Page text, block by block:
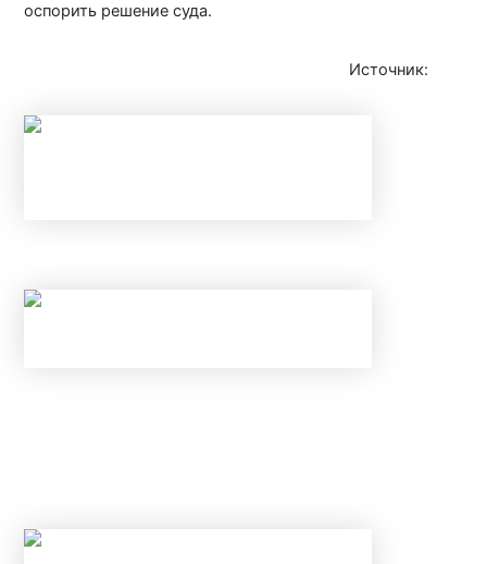
оспорить решение суда.
Источник: